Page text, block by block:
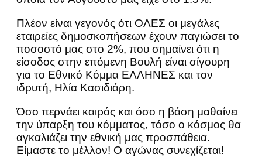
Πλέον είναι γεγονός ότι ΟΛΕΣ οι μεγάλες
εταιρείες δημοσκοπήσεων έχουν παγιώσει το
ποσοστό μας στο 2%, που σημαίνει ότι η
είσοδος στην επόμενη Βουλή είναι σίγουρη
για το Εθνικό Κόμμα ΕΛΛΗΝΕΣ και τον
ιδρυτή, Ηλία Κασιδιάρη.
Όσο περνάει καιρός και όσο η βάση μαθαίνει
την ύπαρξη του κόμματος, τόσο ο κόσμος θα
αγκαλιάζει την εθνική μας προσπάθεια.
Είμαστε το μέλλον! Ο αγώνας συνεχίζεται!